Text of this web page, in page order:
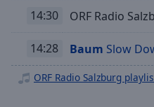
settings
subtitles
off,
selected
ORF Radio Slovenci
14:30 ORF Radio
14:28 Baum Slow
ORF Radio Salzburg